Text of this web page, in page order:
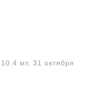
мт, 31 октября